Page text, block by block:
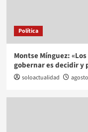
Política
Montse Mínguez:
gobernar es decidir y
soloactualidad